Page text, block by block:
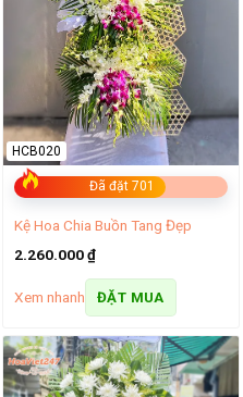
Đã đặt 701
HCB020
Kệ Hoa Chia Buồn Tang Đẹp
2.260.000₫
Xem nhanh ĐẶT MUA